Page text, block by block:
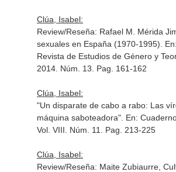
Clúa, Isabel:
Review/Reseña: Rafael M. Mérida
sexuales en España (1970-1995).
Revista de Estudios de Género y
2014. Núm. 13. Pag. 161-162
Clúa, Isabel:
"Un disparate de cabo a rabo: Las
máquina saboteadora". En:
Vol. VIII. Núm. 11. Pag. 213-225
Clúa, Isabel:
Review/Reseña: Maite Zubiaurre,